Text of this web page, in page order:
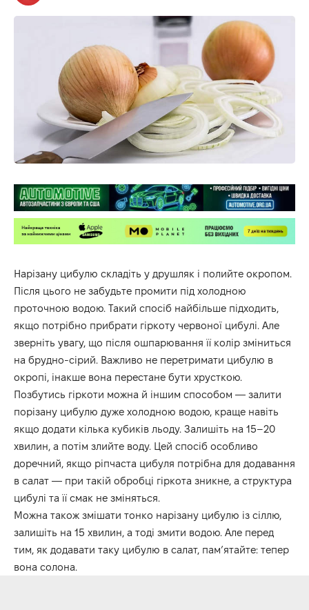
Нарізану цибулю складіть у друшляк і полийте окропом.
Після цього не забудьте промити під холодною
проточною водою. Такий спосіб найбільше підходить,
якщо потрібно прибрати гіркоту червоної цибулі. Але
зверніть увагу, що після ошпарювання її колір зміниться
на брудно-сірий. Важливо не перетримати цибулю в
окропі, інакше вона перестане бути хрусткою.
Позбутись гіркоти можна й іншим способом — залити
порізану цибулю дуже холодною водою, краще навіть
якщо додати кілька кубиків льоду. Залишіть на 15–20
хвилин, а потім злийте воду. Цей спосіб особливо
доречний, якщо ріпчаста цибуля потрібна для додавання
в салат — при такій обробці гіркота зникне, а структура
цибулі та її смак не зміняться.
Можна також змішати тонко нарізану цибулю із сіллю,
залишіть на 15 хвилин, а тоді змити водою. Але перед
тим, як додавати таку цибулю в салат, пам’ятайте: тепер
вона солона.